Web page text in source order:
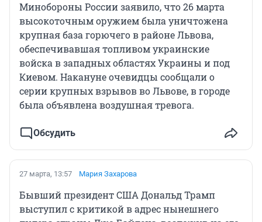
Минобороны России заявило, что 26 марта
высокоточным оружием была уничтожена
крупная база горючего в районе Львова,
обеспечивавшая топливом украинские
войска в западных областях Украины и под
Киевом. Накануне очевидцы сообщали о
серии крупных взрывов во Львове, в городе
была объявлена воздушная тревога.
Обсудить
27 марта, 13:57 Мария Захарова
Бывший президент США Дональд Трамп
выступил с критикой в адрес нынешнего